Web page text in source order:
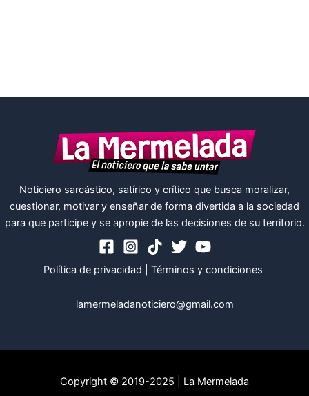
Noticiero sarcástico, satírico y crítico que busca moralizar,
cuestionar, motivar y enseñar de forma divertida a la sociedad
para que participe y se apropie de las decisiones de su territorio.
Política de privacidad Términos y condiciones
lamermeladanoticiero@gmail.com
Copyright © 2019-2025 | La Mermelada